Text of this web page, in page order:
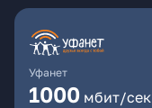
Уфанет
1000 мбит/сек